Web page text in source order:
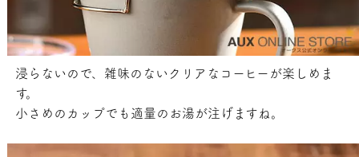
浸らないので、雑味のないクリアなコーヒーが楽しめま
す。
小さめのカップでも適量のお湯が注げますね。